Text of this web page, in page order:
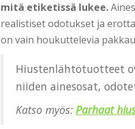
mitä etiketissä lukee.
realistiset odotukset ja
on vain houkuttelevia
Hiustenlähtötuotteet
niiden ainesosat,
Katso myös: Parhaat